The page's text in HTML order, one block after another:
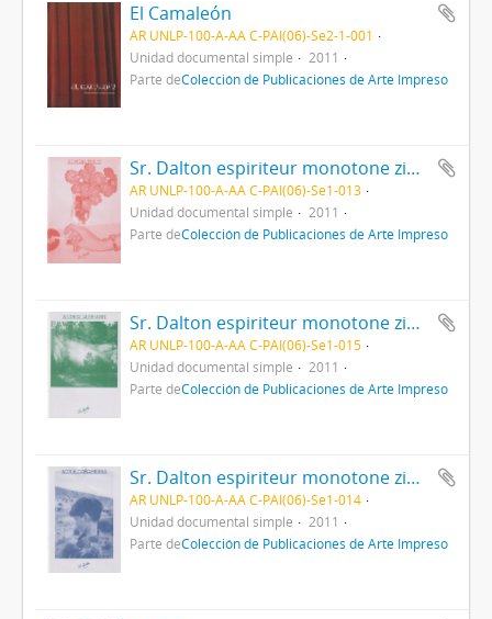
El Camaleón
AR UNLP-100-A-AA C-PAI(06)-Se2-1-001
Unidad documental simple
2011
Parte deColección de Publicaciones de Arte Impreso
Sr. Dalton espiriteur monotone zine - Vol. 1
AR UNLP-100-A-AA C-PAI(06)-Se1-013
Unidad documental simple
2011
Parte deColección de Publicaciones de Arte Impreso
Sr. Dalton espiriteur monotone zine - Vol. 4
AR UNLP-100-A-AA C-PAI(06)-Se1-015
Unidad documental simple
2011
Parte deColección de Publicaciones de Arte Impreso
Sr. Dalton espiriteur monotone zine - Vol. 2
AR UNLP-100-A-AA C-PAI(06)-Se1-014
Unidad documental simple
2011
Parte deColección de Publicaciones de Arte Impreso